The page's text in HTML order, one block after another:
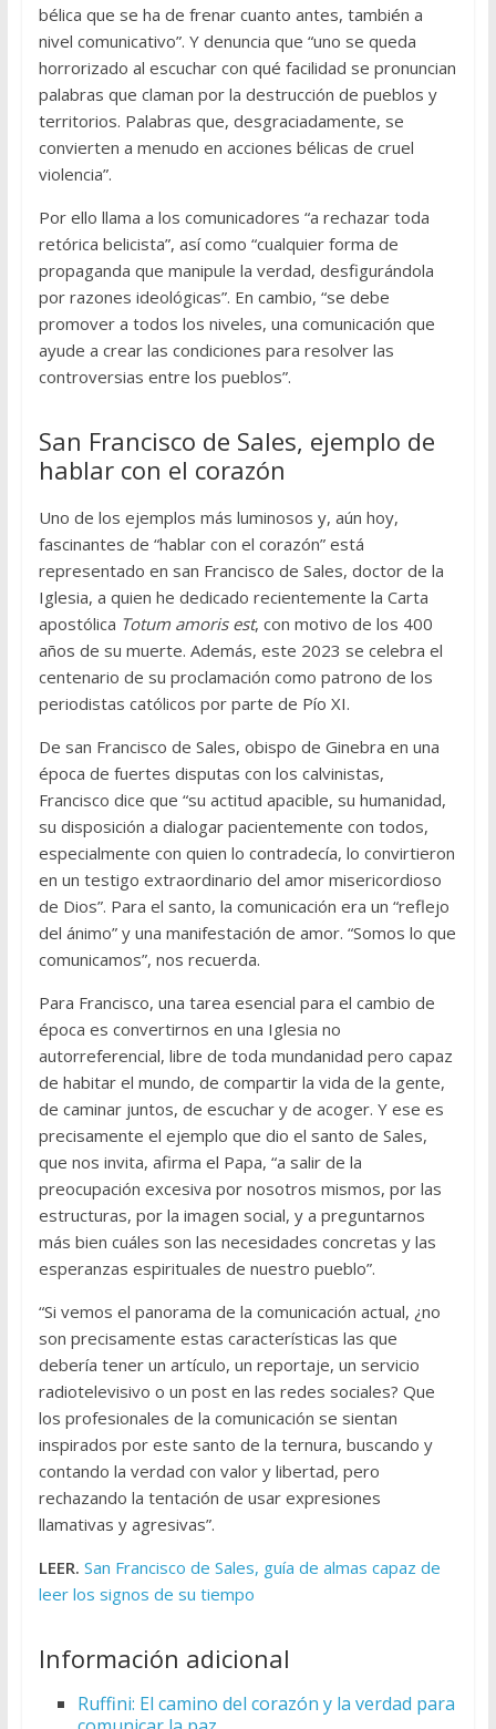
bélica que se ha de frenar cuanto antes, también a
nivel comunicativo”. Y denuncia que “uno se queda
horrorizado al escuchar con qué facilidad se pronuncian
palabras que claman por la destrucción de pueblos y
territorios. Palabras que, desgraciadamente, se
convierten a menudo en acciones bélicas de cruel
violencia”.
Por ello llama a los comunicadores “a rechazar toda
retórica belicista”, así como “cualquier forma de
propaganda que manipule la verdad, desfigurándola
por razones ideológicas”. En cambio, “se debe
promover a todos los niveles, una comunicación que
ayude a crear las condiciones para resolver las
controversias entre los pueblos”.
San Francisco de Sales, ejemplo de
hablar con el corazón
Uno de los ejemplos más luminosos y, aún hoy,
fascinantes de “hablar con el corazón” está
representado en san Francisco de Sales, doctor de la
Iglesia, a quien he dedicado recientemente la Carta
apostólica Totum amoris est, con motivo de los 400
años de su muerte. Además, este 2023 se celebra el
centenario de su proclamación como patrono de los
periodistas católicos por parte de Pío XI.
De san Francisco de Sales, obispo de Ginebra en una
época de fuertes disputas con los calvinistas,
Francisco dice que “su actitud apacible, su humanidad,
su disposición a dialogar pacientemente con todos,
especialmente con quien lo contradecía, lo convirtieron
en un testigo extraordinario del amor misericordioso
de Dios”. Para el santo, la comunicación era un “reflejo
del ánimo” y una manifestación de amor. “Somos lo que
comunicamos”, nos recuerda.
Para Francisco, una tarea esencial para el cambio de
época es convertirnos en una Iglesia no
autorreferencial, libre de toda mundanidad pero capaz
de habitar el mundo, de compartir la vida de la gente,
de caminar juntos, de escuchar y de acoger. Y ese es
precisamente el ejemplo que dio el santo de Sales,
que nos invita, afirma el Papa, “a salir de la
preocupación excesiva por nosotros mismos, por las
estructuras, por la imagen social, y a preguntarnos
más bien cuáles son las necesidades concretas y las
esperanzas espirituales de nuestro pueblo”.
“Si vemos el panorama de la comunicación actual, ¿no
son precisamente estas características las que
debería tener un artículo, un reportaje, un servicio
radiotelevisivo o un post en las redes sociales? Que
los profesionales de la comunicación se sientan
inspirados por este santo de la ternura, buscando y
contando la verdad con valor y libertad, pero
rechazando la tentación de usar expresiones
llamativas y agresivas”.
LEER. San Francisco de Sales, guía de almas capaz de
leer los signos de su tiempo
Información adicional
Ruffini: El camino del corazón y la verdad para